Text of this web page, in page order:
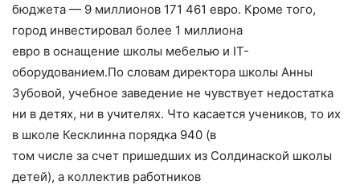
бюджета — 9 миллионов 171 461 евро. Кроме того,
город инвестировал более 1 миллиона
евро в оснащение школы мебелью и IT-
оборудованием.По словам директора школы Анны
Зубовой, учебное заведение не чувствует недостатка
ни в детях, ни в учителях. Что касается учеников, то их
в школе Кесклинна порядка 940 (в
том числе за счет пришедших из Солдинаской школы
детей), а коллектив работников